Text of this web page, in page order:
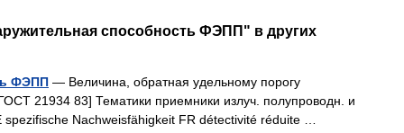
способность ФЭПП" в других
ФЭПП — Величина, обратная удельному порогу
21934 83] Тематики приемники излуч. полупроводн. и
Nachweisfähigkeit FR détectivité réduite …